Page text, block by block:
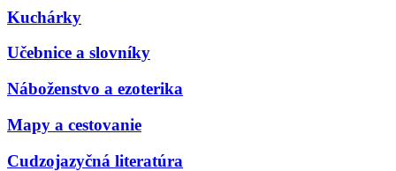
Kuchárky
Učebnice a slovníky
Náboženstvo a ezoterika
Mapy a cestovanie
Cudzojazyčná literatúra